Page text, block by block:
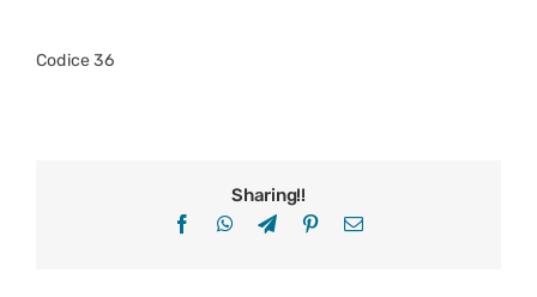
Codice 36
Sharing!!
FacebookWhatsApp
TelegramPinterestEmail